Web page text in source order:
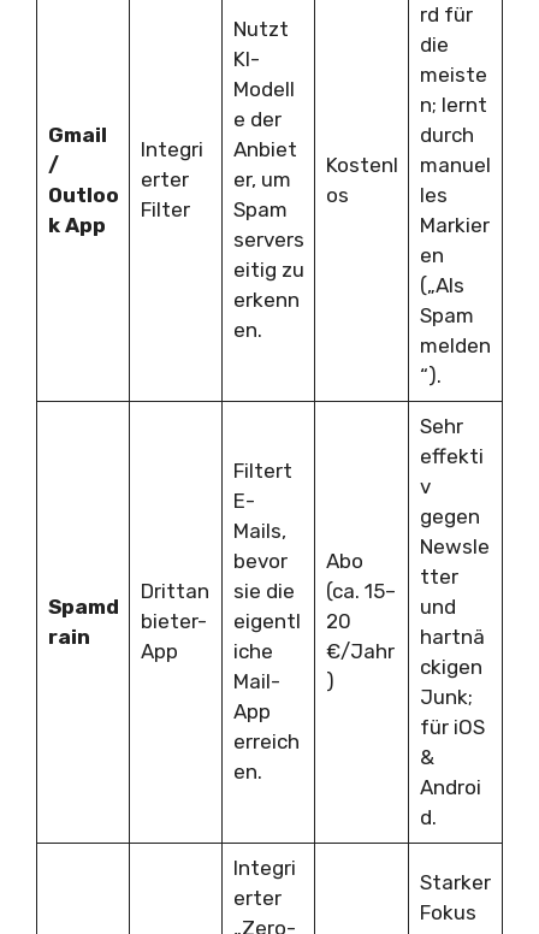
Gmail
/
Outloo
k App
Integri
erter
Filter
Nutzt
KI-
Modell
e der
Anbiet
er, um
Spam
servers
eitig zu
erkenn
en.
Kostenl
os
rd für
die
meiste
n; lernt
durch
manuel
les
Markier
en
(„Als
Spam
melden
“).
Spamd
rain
Drittan
bieter-
App
Filtert
E-
Mails,
bevor
sie die
eigentl
iche
Mail-
App
erreich
en.
Abo
(ca. 15–
20
€/Jahr
)
Sehr
effekti
v
gegen
Newsle
tter
und
hartnä
ckigen
Junk;
für iOS
&
Androi
d.
Integri
erter
„Zero-
Starker
Fokus